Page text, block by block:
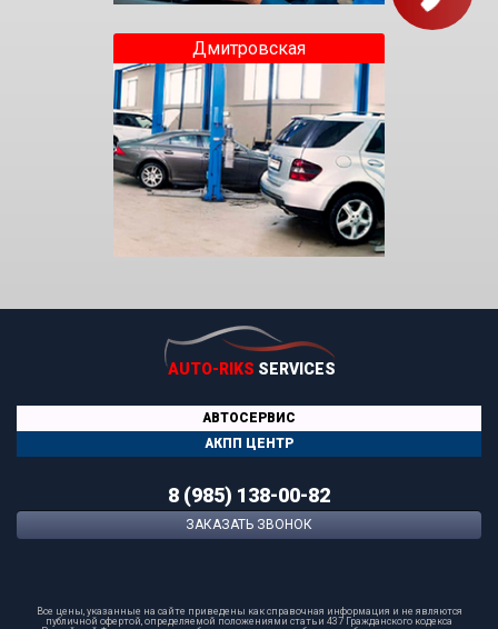
Дмитровская
AUTO-RIKS SERVICES
АВТОСЕРВИС
АКПП ЦЕНТР
8 (985) 138-00-82
ЗАКАЗАТЬ ЗВОНОК
Все цены, указанные на сайте приведены как справочная информация и не являются
публичной офертой, определяемой положениями статьи 437 Гражданского кодекса